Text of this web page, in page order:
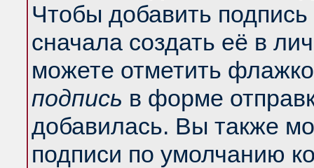
Чтобы добавить
сначала создать её в
можете отметить
подпись в форме
добавилась. Вы также
подписи по умолчанию